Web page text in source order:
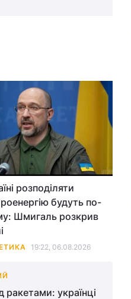
розподіляти
будуть по-
Шмигаль розкрив
19:22, 06.08.2026
ракетами: українці